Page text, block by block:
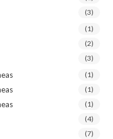
(3)
(1)
(2)
(3)
(1)
(1)
(1)
(4)
(7)